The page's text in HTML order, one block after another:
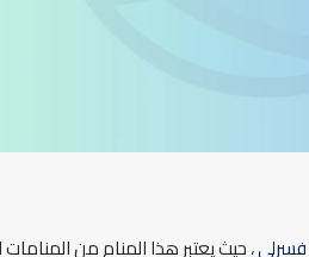
فسرلي، حيث يعتبر هذا المنام من